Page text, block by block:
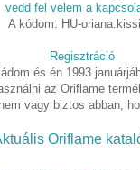
vedd fel velem a
A kódom: HU-
Regisztráció
és én 1993
az Oriflame
vagy biztos abban,
Oriflame